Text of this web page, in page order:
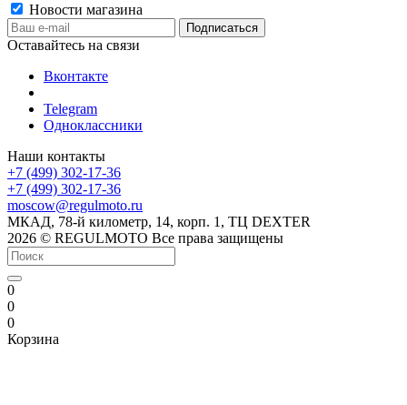
Новости магазина
Оставайтесь на связи
Вконтакте
Telegram
Одноклассники
Наши контакты
+7 (499) 302-17-36
+7 (499) 302-17-36
moscow@regulmoto.ru
МКАД, 78-й километр, 14, корп. 1, ТЦ DEXTER
2026 © REGULMOTO Все права защищены
0
0
0
Корзина